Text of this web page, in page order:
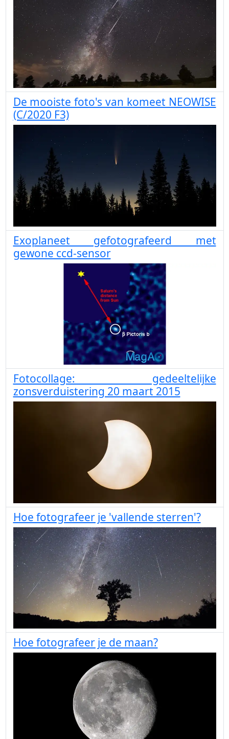
De mooiste foto's van komeet NEOWISE
(C/2020 F3)
Exoplaneet gefotografeerd met
gewone ccd-sensor
Fotocollage: gedeeltelijke
zonsverduistering 20 maart 2015
Hoe fotografeer je 'vallende sterren'?
Hoe fotografeer je de maan?